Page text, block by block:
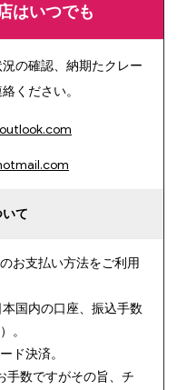
はいつでも
の確認、納期たクレー
ください。
て
お支払い方法をご利用
国内の口座、振込手数
。
ド決済。
手数ですがその旨、チ